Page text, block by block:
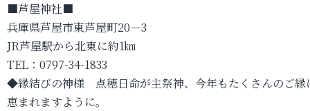
■芦屋神社■
兵庫県芦屋市東芦屋町20－3
JR芦屋駅から北東に約1㎞
TEL：0797-34-1833
◆縁結びの神様 点穂日命が主祭神、今年もたくさんのご縁
恵まれますように。